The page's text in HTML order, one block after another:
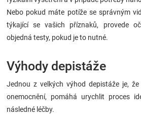
Nebo pokud máte potíže se správným
týkající se vašich příznaků, provede
objedná testy, pokud je to nutné.
Výhody depistáže
Jednou z velkých výhod depistáže je,
onemocnění, pomáhá urychlit proces
následné léčby.